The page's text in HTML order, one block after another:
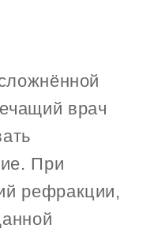
врач
При
рефракции,